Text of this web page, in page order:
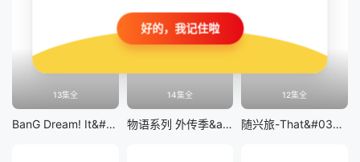
13集全
BanG Dream! It&#039;s MyGO!!!!!
14集全
物语系列 外传季&amp;怪物季
12集全
随兴旅-That&#039;s Journey-
好的，我记住啦